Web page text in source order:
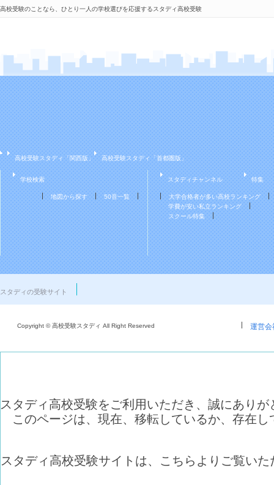
高校受験のことなら、ひとり一人の学校選びを応援するスタディ高校受験
高校受験スタディ「関西版」 高校受験スタディ「首都圏版」
学校検索
地図から探す 50音一覧
スタディチャンネル 特集
大学合格者が多い高校ランキング
学費が安い私立ランキング
スクール特集
スタディの受験サイト
運営会
Copyright © 高校受験スタディ All Right Reserved
スタディ高校受験をご利用いただき、誠にあり
このページは、現在、移転しているか、存在し
スタディ高校受験サイトは、こちらよりご覧いた